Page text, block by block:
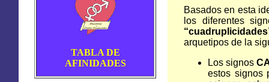
TABLA DE
AFINIDADES
Basados en esta
los diferentes
“cuadruplicidades
arquetipos de la
Los signos
estos signos